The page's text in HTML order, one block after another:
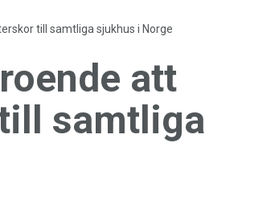
till samtliga sjukhus i Norge
att
samtliga